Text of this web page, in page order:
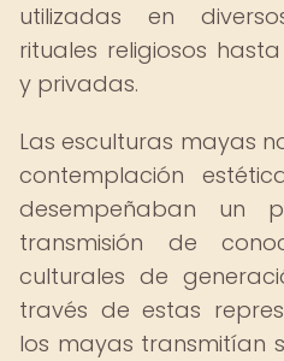
utilizadas en
rituales religiosos
y privadas.
Las esculturas mayas
contemplación
desempeñaban un
transmisión de
culturales de
través de estas
los mayas transmitían